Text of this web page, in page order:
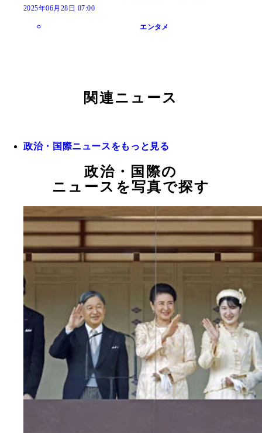
2025年06月28日 07:00
エンタメ
関連ニュース
政治・国際ニュースをもっと見る
政治・国際の
ニュースを写真で探す